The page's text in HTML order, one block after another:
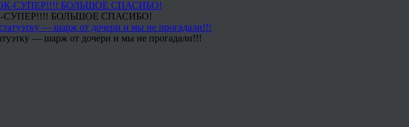
БОЛЬШОЕ СПАСИБО!
— шарж от дочери и мы не прогадали!!!